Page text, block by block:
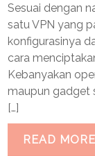
Sesuai dengan
satu VPN yang
konfigurasinya
cara
Kebanyakan
maupun gadget
[…]
READ